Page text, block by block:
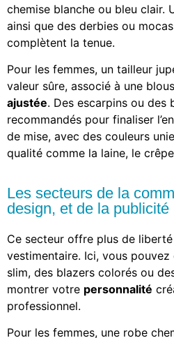
chemise blanche ou bleu clair.
ainsi que des derbies ou
complètent la tenue.
Pour les femmes, un tailleur
valeur sûre, associé à une
ajustée. Des escarpins ou des
recommandés pour finaliser
de mise, avec des couleurs
qualité comme la laine, le
Les secteurs de la
design, et de la publicité
Ce secteur offre plus de
vestimentaire. Ici, vous
slim, des blazers colorés ou
montrer votre personnalité
professionnel.
Pour les femmes, une robe